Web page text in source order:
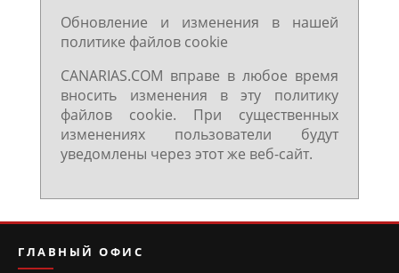
Обновление и изменения в нашей
политике файлов cookie
CANARIAS.COM вправе в любое время
вносить изменения в эту политику
файлов cookie. При существенных
изменениях пользователи будут
уведомлены через этот же веб-сайт.
ГЛАВНЫЙ ОФИС